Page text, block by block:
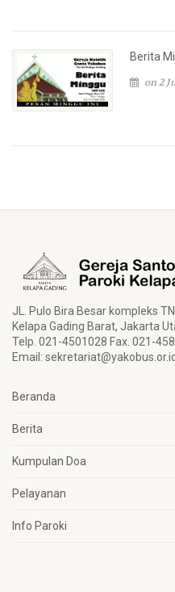
Berita
on 2
JL. Pulo Bira Besar kompleks
Kelapa Gading Barat, Jakarta
Telp. 021-4501028 Fax. 021-
Email: sekretariat@yakobus.or.id
Beranda
Berita
Kumpulan Doa
Pelayanan
Info Paroki